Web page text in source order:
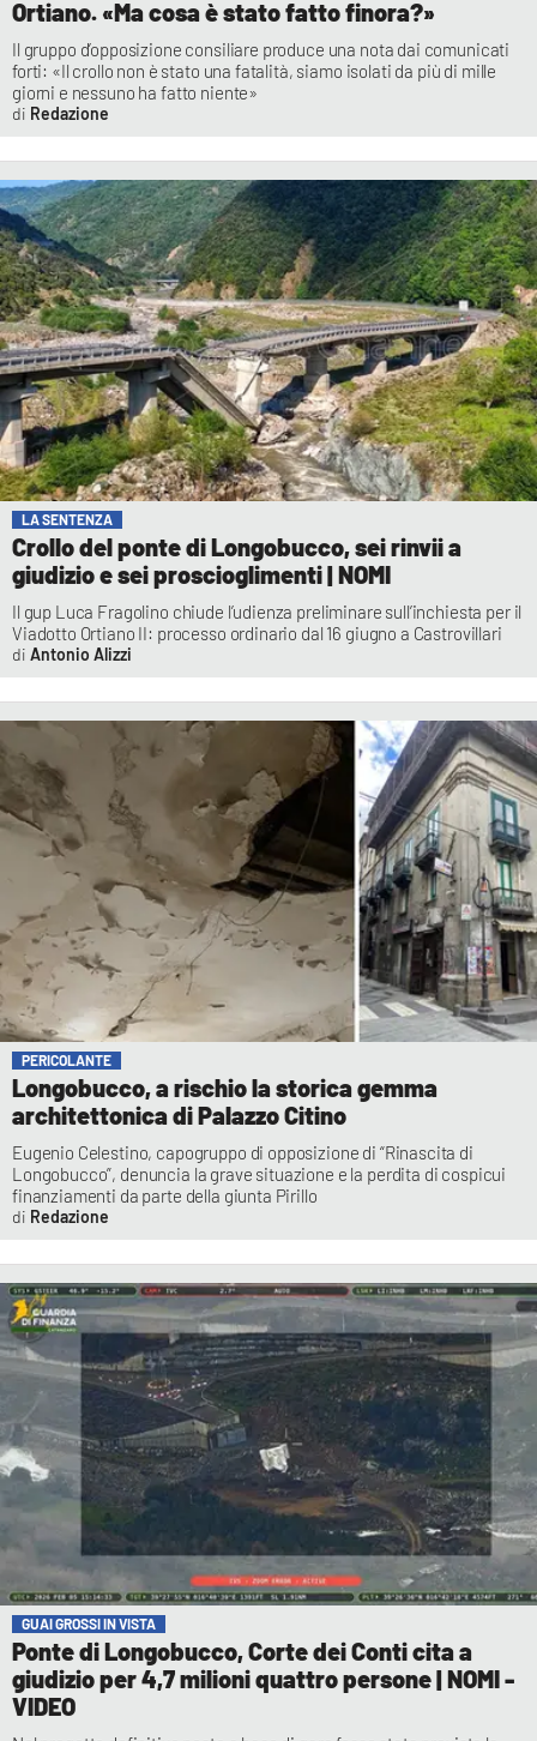
Ortiano. «Ma cosa è stato fatto finora?»
Il gruppo d’opposizione consiliare produce una nota dai comunicati
forti: «Il crollo non è stato una fatalità, siamo isolati da più di mille
giorni e nessuno ha fatto niente»
Redazione
LA SENTENZA
Crollo del ponte di Longobucco, sei rinvii a
giudizio e sei proscioglimenti | NOMI
Il gup Luca Fragolino chiude l’udienza preliminare sull’inchiesta per il
Viadotto Ortiano II: processo ordinario dal 16 giugno a Castrovillari
Antonio Alizzi
PERICOLANTE
Longobucco, a rischio la storica gemma
architettonica di Palazzo Citino
Eugenio Celestino, capogruppo di opposizione di “Rinascita di
Longobucco”, denuncia la grave situazione e la perdita di cospicui
finanziamenti da parte della giunta Pirillo
Redazione
GUAI GROSSI IN VISTA
Ponte di Longobucco, Corte dei Conti cita a
giudizio per 4,7 milioni quattro persone | NOMI -
VIDEO